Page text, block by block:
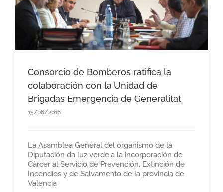
Consorcio de Bomberos ratifica la
colaboración con la Unidad de
Brigadas Emergencia de Generalitat
15/06/2016
La Asamblea General del organismo de la
Diputación da luz verde a la incorporación de
Càrcer al Servicio de Prevención, Extinción de
Incendios y de Salvamento de la provincia de
Valencia